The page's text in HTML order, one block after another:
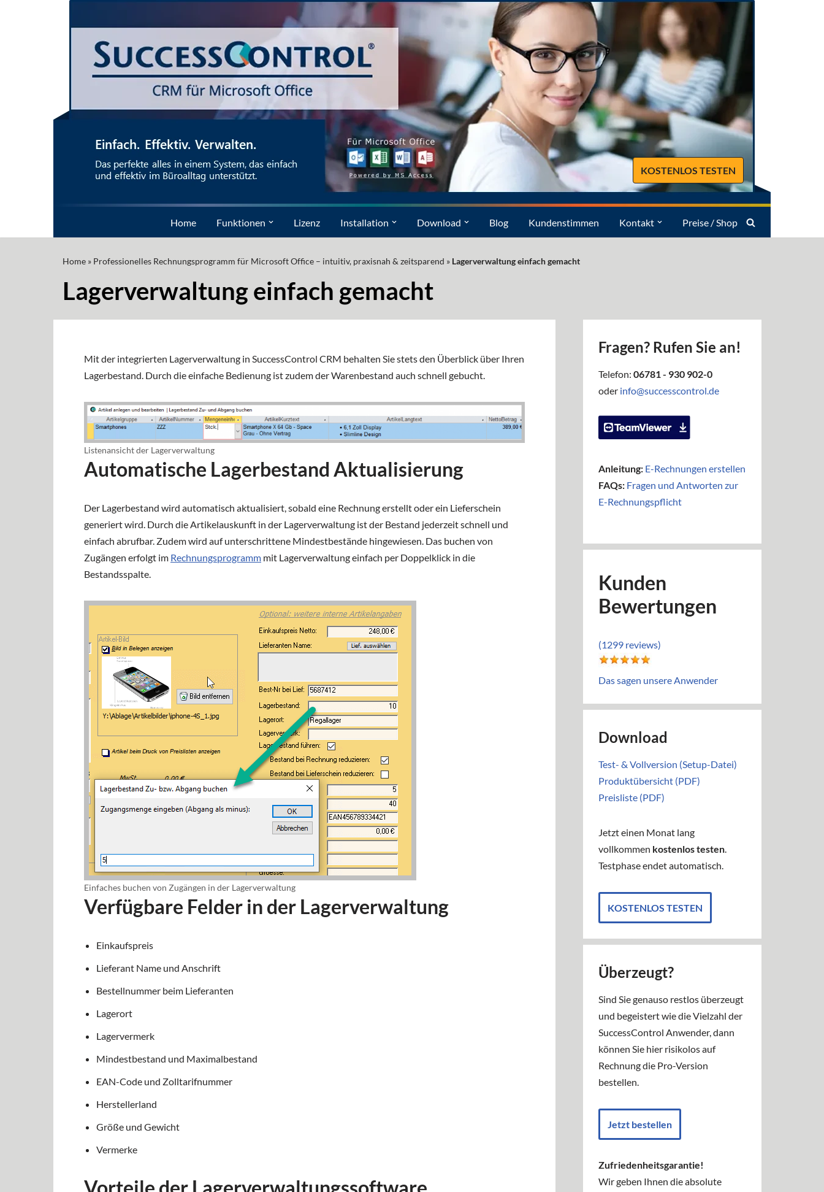
KOSTENLOS TESTEN
Home Funktionen Lizenz Installation Download Blog Kundenstimmen Kontakt Preise / Shop
Home » Professionelles Rechnungsprogramm für Microsoft Office – intuitiv, praxisnah & zeitsparend » Lagerverwaltung einfach gemacht
Lagerverwaltung einfach gemacht
Mit der integrierten Lagerverwaltung in SuccessControl CRM behalten Sie stets den Überblick über Ihren
Lagerbestand. Durch die einfache Bedienung ist zudem der Warenbestand auch schnell gebucht.
Listenansicht der Lagerverwaltung
Automatische Lagerbestand Aktualisierung
Der Lagerbestand wird automatisch aktualisiert, sobald eine Rechnung erstellt oder ein Lieferschein
generiert wird. Durch die Artikelauskunft in der Lagerverwaltung ist der Bestand jederzeit schnell und
einfach abrufbar. Zudem wird auf unterschrittene Mindestbestände hingewiesen. Das buchen von
Zugängen erfolgt im Rechnungsprogramm mit Lagerverwaltung einfach per Doppelklick in die
Bestandsspalte.
Einfaches buchen von Zugängen in der Lagerverwaltung
Verfügbare Felder in der Lagerverwaltung
Einkaufspreis
Lieferant Name und Anschrift
Bestellnummer beim Lieferanten
Lagerort
Lagervermerk
Mindestbestand und Maximalbestand
EAN-Code und Zolltarifnummer
Herstellerland
Größe und Gewicht
Vermerke
Fragen? Rufen Sie an!
Telefon: 06781 - 930 902-0
oder info@successcontrol.de
Anleitung: E-Rechnungen erstellen
FAQs: Fragen und Antworten zur
E-Rechnungspflicht
Kunden
Bewertungen
(1299 reviews)
Das sagen unsere Anwender
Download
Test- & Vollversion (Setup-Datei)
Produktübersicht (PDF)
Preisliste (PDF)
Jetzt einen Monat lang
vollkommen kostenlos testen.
Testphase endet automatisch.
KOSTENLOS TESTEN
Überzeugt?
Sind Sie genauso restlos überzeugt
und begeistert wie die Vielzahl der
SuccessControl Anwender, dann
können Sie hier risikolos auf
Rechnung die Pro-Version
bestellen.
Jetzt bestellen
Zufriedenheitsgarantie!
Wir geben Ihnen die absolute